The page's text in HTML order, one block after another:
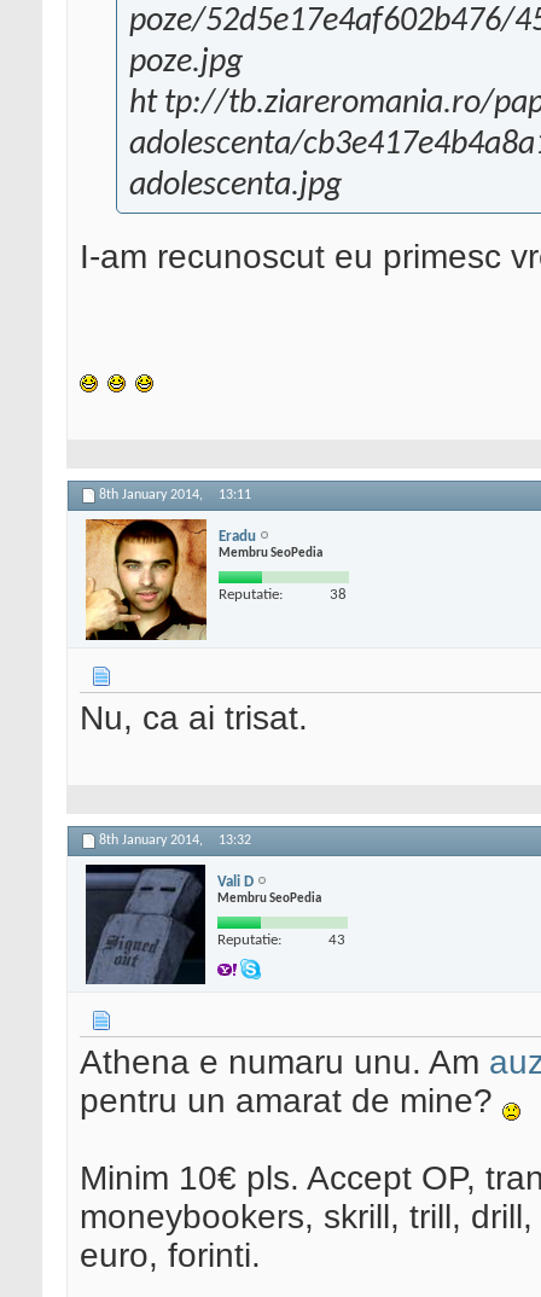
poze/52d5e17e4af602b476/
poze.jpg
ht tp://tb.ziareromania.ro/
adolescenta/
adolescenta.jpg
I-am recunoscut eu primesc
8th January 2014, 13:11
Eradu
Membru SeoPedia
Reputatie: 38
Nu, ca ai trisat.
8th January 2014, 13:32
Vali D
Membru SeoPedia
Reputatie: 43
Athena e numaru unu. Am
pentru un amarat de mine?
Minim 10€ pls. Accept OP,
moneybookers, skrill, trill,
euro, forinti.